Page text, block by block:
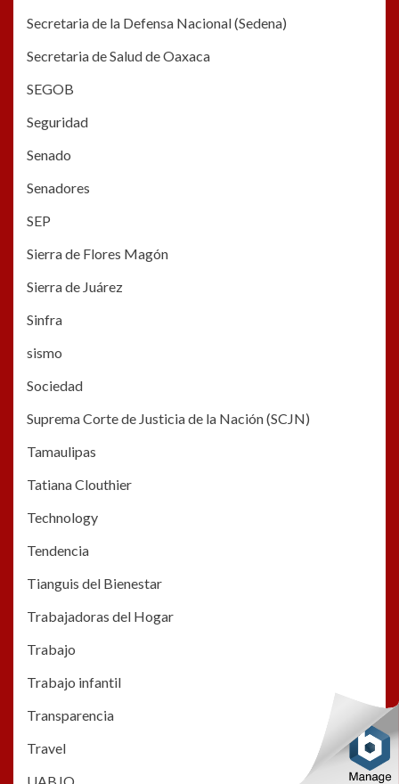
Secretaria de la Defensa Nacional (Sedena)
Secretaria de Salud de Oaxaca
SEGOB
Seguridad
Senado
Senadores
SEP
Sierra de Flores Magón
Sierra de Juárez
Sinfra
sismo
Sociedad
Suprema Corte de Justicia de la Nación (SCJN)
Tamaulipas
Tatiana Clouthier
Technology
Tendencia
Tianguis del Bienestar
Trabajadoras del Hogar
Trabajo
Trabajo infantil
Transparencia
Travel